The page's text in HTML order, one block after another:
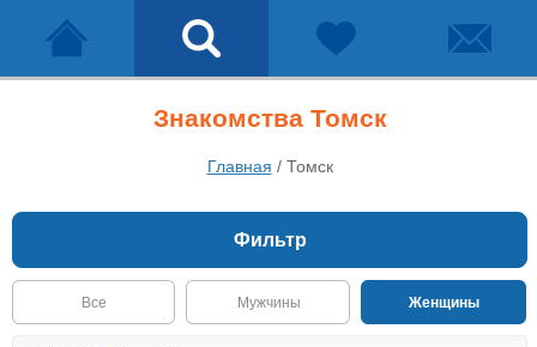
Знакомства Томск
Главная / Томск
Фильтр
Все Мужчины Женщины